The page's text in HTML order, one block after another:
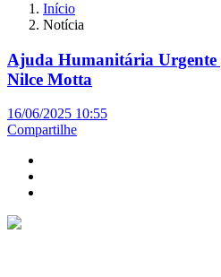
Início
Notícia
Ajuda Humanitária Urgente
Nilce Motta
16/06/2025 10:55
Compartilhe